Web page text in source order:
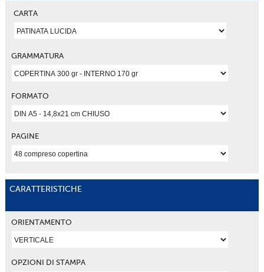
CARTA
GRAMMATURA
FORMATO
PAGINE
CARATTERISTICHE
ORIENTAMENTO
OPZIONI DI STAMPA